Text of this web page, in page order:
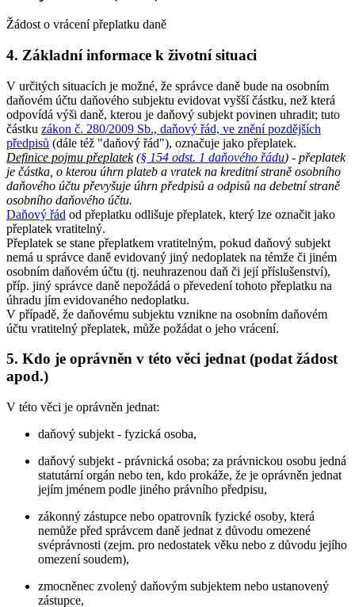
Žádost o vrácení přeplatku daně
4. Základní informace k životní situaci
V určitých situacích je možné, že správce daně bude na osobním
daňovém účtu daňového subjektu evidovat vyšší částku, než která
odpovídá výši daně, kterou je daňový subjekt povinen uhradit; tuto
částku zákon č. 280/2009 Sb., daňový řád, ve znění pozdějších
předpisů (dále též "daňový řád"), označuje jako přeplatek.
Definice pojmu přeplatek(§ 154 odst. 1 daňového řádu) - přeplatek
je částka, o kterou úhrn plateb a vratek na kreditní straně osobního
daňového účtu převyšuje úhrn předpisů a odpisů na debetní straně
osobního daňového účtu.
Daňový řád od přeplatku odlišuje přeplatek, který lze označit jako
přeplatek vratitelný.
Přeplatek se stane přeplatkem vratitelným, pokud daňový subjekt
nemá u správce daně evidovaný jiný nedoplatek na témže či jiném
osobním daňovém účtu (tj. neuhrazenou daň či její příslušenství),
příp. jiný správce daně nepožádá o převedení tohoto přeplatku na
úhradu jím evidovaného nedoplatku.
V případě, že daňovému subjektu vznikne na osobním daňovém
účtu vratitelný přeplatek, může požádat o jeho vrácení.
5. Kdo je oprávněn v této věci jednat (podat žádost
apod.)
V této věci je oprávněn jednat:
daňový subjekt - fyzická osoba,
daňový subjekt - právnická osoba; za právnickou osobu jedná
statutární orgán nebo ten, kdo prokáže, že je oprávněn jednat
jejím jménem podle jiného právního předpisu,
zákonný zástupce nebo opatrovník fyzické osoby, která
nemůže před správcem daně jednat z důvodu omezené
svéprávnosti (zejm. pro nedostatek věku nebo z důvodu jejího
omezení soudem),
zmocněnec zvolený daňovým subjektem nebo ustanovený
zástupce,